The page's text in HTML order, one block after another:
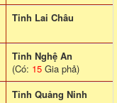
Tinh Lai Châu
Tỉnh Nghệ An
(Có: 15 Gia phả)
Tỉnh Quảng Ninh